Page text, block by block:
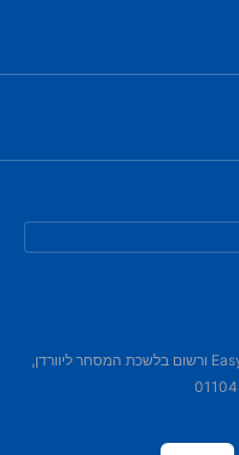
אתר זה הוא בבעלות ומופעל על ידי EasyTerra BV ורשום בלשכת המסחר ליוורדן,